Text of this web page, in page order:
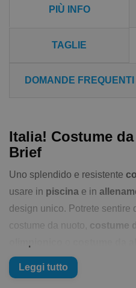
PIÙ INFO
TAGLIE
DOMANDE FREQUENTI
Italia! Costume
Brief
Uno splendido e resistente
usare in piscina e in
design unico. Potrete sentire
costume da nuoto, costume
sostanza ilcostume
nuoto liberoè
Leggi tutto